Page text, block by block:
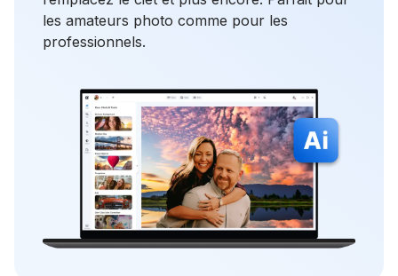
les amateurs photo comme pour les
professionnels.